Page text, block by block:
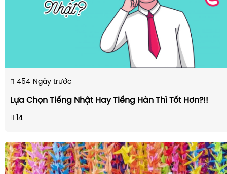
454 Ngày trước
Lựa Chọn Tiếng Nhật Hay Tiếng Hàn Thì Tốt Hơn?!!
14